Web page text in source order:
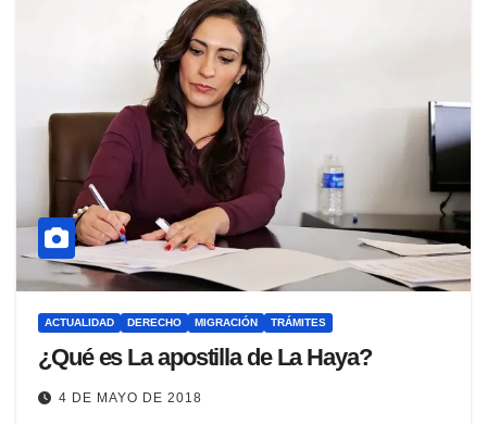
ACTUALIDAD DERECHO MIGRACIÓN TRÁMITES
¿Qué es La apostilla de La Haya?
4 DE MAYO DE 2018